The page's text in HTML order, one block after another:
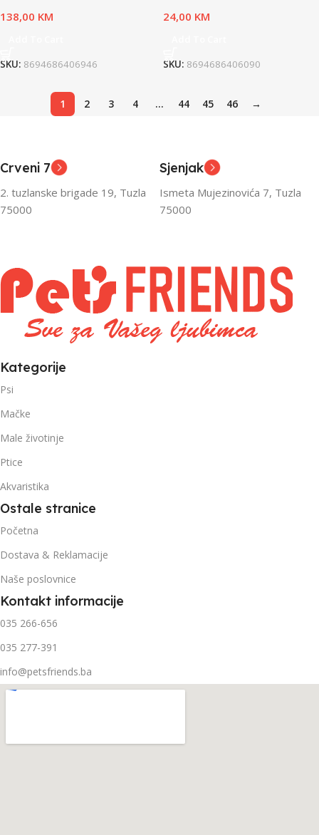
138,00 KM
SKU: 8694686406946
24,00 KM
SKU: 8694686406090
1 2 3 4 … 44 45 46 →
Crveni 7
2. tuzlanske brigade 19, Tuzla
75000
Sjenjak
Ismeta Mujezinovića 7, Tuzla
75000
Kategorije
Psi
Mačke
Male životinje
Ptice
Akvaristika
Ostale stranice
Početna
Dostava & Reklamacije
Naše poslovnice
Kontakt informacije
035 266-656
035 277-391
info@petsfriends.ba